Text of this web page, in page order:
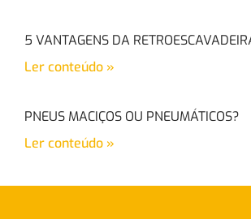
5 VANTAGENS DA
Ler conteúdo »
PNEUS MACIÇOS OU PNEUMÁTICOS?
Ler conteúdo »